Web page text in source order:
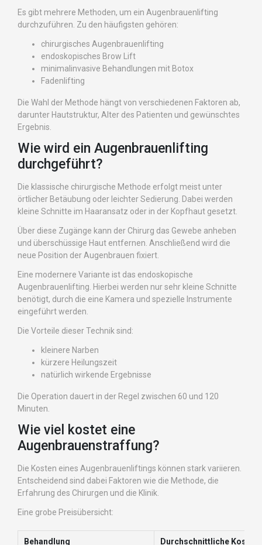
Es gibt mehrere Methoden, um ein Augenbrauenlifting
durchzuführen. Zu den häufigsten gehören:
chirurgisches Augenbrauenlifting
endoskopisches Brow Lift
minimalinvasive Behandlungen mit Botox
Fadenlifting
Die Wahl der Methode hängt von verschiedenen Faktoren ab,
darunter Hautstruktur, Alter des Patienten und gewünschtes
Ergebnis.
Wie wird ein Augenbrauenlifting
durchgeführt?
Die klassische chirurgische Methode erfolgt meist unter
örtlicher Betäubung oder leichter Sedierung. Dabei werden
kleine Schnitte im Haaransatz oder in der Kopfhaut gesetzt.
Über diese Zugänge kann der Chirurg das Gewebe anheben
und überschüssige Haut entfernen. Anschließend wird die
neue Position der Augenbrauen fixiert.
Eine modernere Variante ist das endoskopische
Augenbrauenlifting. Hierbei werden nur sehr kleine Schnitte
benötigt, durch die eine Kamera und spezielle Instrumente
eingeführt werden.
Die Vorteile dieser Technik sind:
kleinere Narben
kürzere Heilungszeit
natürlich wirkende Ergebnisse
Die Operation dauert in der Regel zwischen 60 und 120
Minuten.
Wie viel kostet eine
Augenbrauenstraffung?
Die Kosten eines Augenbrauenliftings können stark variieren.
Entscheidend sind dabei Faktoren wie die Methode, die
Erfahrung des Chirurgen und die Klinik.
Eine grobe Preisübersicht:
Behandlung Durchschnittliche Kosten